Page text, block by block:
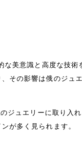
美意識と高度な技
その影響は俄のジュ
ュエリーに取り入
が多く見られます。